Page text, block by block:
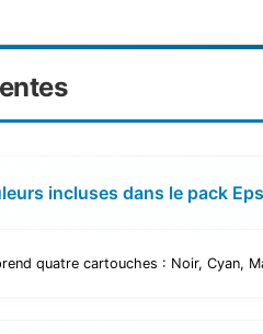
incluses dans le pack
quatre cartouches : Noir, Cyan,